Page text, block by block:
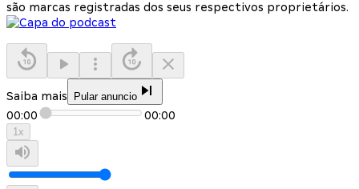
são marcas registradas dos seus respectivos proprietários.
Saiba mais Pular anuncio
00:00 00:00
1x